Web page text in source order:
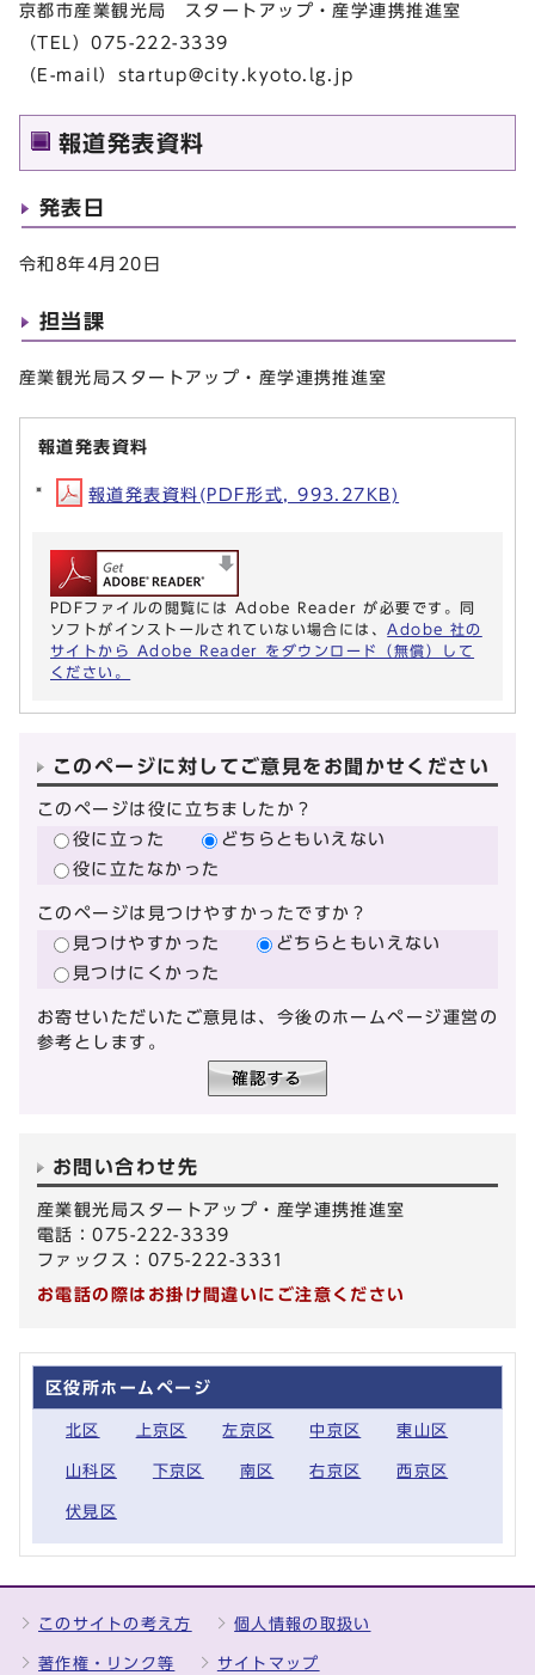
京都市産業観光局 スタートアップ・産学連携推進室
（TEL）075-222-3339
（E-mail） startup@city.kyoto.lg.jp
報道発表資料
発表日
令和8年4月20日
担当課
産業観光局スタートアップ・産学連携推進室
報道発表資料
報道発表資料(PDF形式, 993.27KB)
PDFファイルの閲覧には Adobe Reader が必要です。同
ソフトがインストールされていない場合には、 Adobe 社の
サイトから Adobe Reader をダウンロード（無償）して
ください。
このページに対してご意見をお聞かせください
このページは役に立ちましたか？
役に立った
どちらともいえない
役に立たなかった
このページは見つけやすかったですか？
見つけやすかった
どちらともいえない
見つけにくかった
お寄せいただいたご意見は、今後のホームページ運営の
参考とします。
お問い合わせ先
産業観光局スタートアップ・産学連携推進室
電話：075-222-3339
ファックス：075-222-3331
お電話の際はお掛け間違いにご注意ください
区役所ホームページ
北区 上京区 左京区 中京区 東山区
山科区 下京区 南区 右京区 西京区
伏見区
このサイトの考え方 個人情報の取扱い
著作権・リンク等 サイトマップ